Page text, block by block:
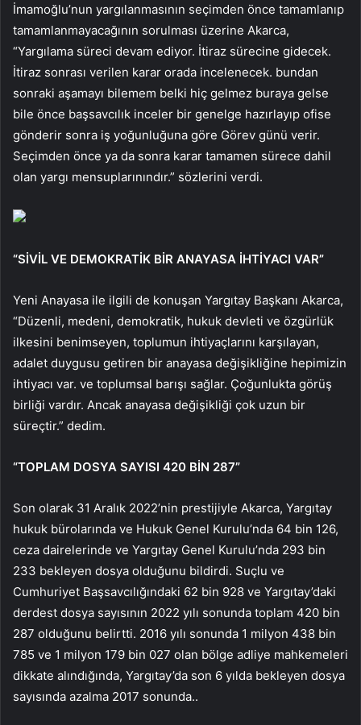
İmamoğlu’nun yargılanmasının seçimden önce tamamlanıp
tamamlanmayacağının sorulması üzerine Akarca,
“Yargılama süreci devam ediyor. İtiraz sürecine gidecek.
İtiraz sonrası verilen karar orada incelenecek. bundan
sonraki aşamayı bilemem belki hiç gelmez buraya gelse
bile önce başsavcılık inceler bir genelge hazırlayıp ofise
gönderir sonra iş yoğunluğuna göre Görev günü verir.
Seçimden önce ya da sonra karar tamamen sürece dahil
olan yargı mensuplarınındır.” sözlerini verdi.
“SİVİL VE DEMOKRATİK BİR ANAYASA İHTİYACI VAR”
Yeni Anayasa ile ilgili de konuşan Yargıtay Başkanı Akarca,
“Düzenli, medeni, demokratik, hukuk devleti ve özgürlük
ilkesini benimseyen, toplumun ihtiyaçlarını karşılayan,
adalet duygusu getiren bir anayasa değişikliğine hepimizin
ihtiyacı var. ve toplumsal barışı sağlar. Çoğunlukta görüş
birliği vardır. Ancak anayasa değişikliği çok uzun bir
süreçtir.” dedim.
“TOPLAM DOSYA SAYISI 420 BİN 287”
Son olarak 31 Aralık 2022’nin prestijiyle Akarca, Yargıtay
hukuk bürolarında ve Hukuk Genel Kurulu’nda 64 bin 126,
ceza dairelerinde ve Yargıtay Genel Kurulu’nda 293 bin
233 bekleyen dosya olduğunu bildirdi. Suçlu ve
Cumhuriyet Başsavcılığındaki 62 bin 928 ve Yargıtay’daki
derdest dosya sayısının 2022 yılı sonunda toplam 420 bin
287 olduğunu belirtti. 2016 yılı sonunda 1 milyon 438 bin
785 ve 1 milyon 179 bin 027 olan bölge adliye mahkemeleri
dikkate alındığında, Yargıtay’da son 6 yılda bekleyen dosya
sayısında azalma 2017 sonunda..